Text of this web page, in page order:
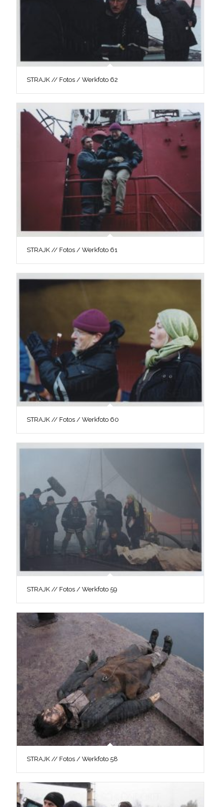
STRAJK // Fotos / Werkfoto 62
STRAJK // Fotos / Werkfoto 61
STRAJK // Fotos / Werkfoto 60
STRAJK // Fotos / Werkfoto 59
STRAJK // Fotos / Werkfoto 58